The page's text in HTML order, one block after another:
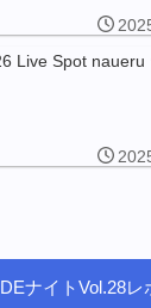
Live Spot naueru
ナイトVol.28レ